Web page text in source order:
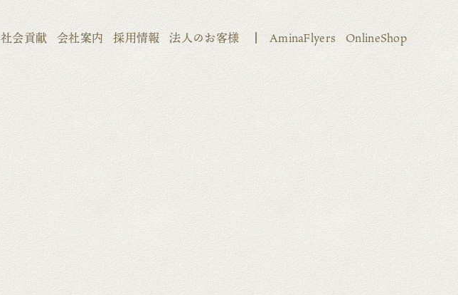
社会貢献 会社案内 採用情報 法人のお客様 AminaFlyers OnlineShop